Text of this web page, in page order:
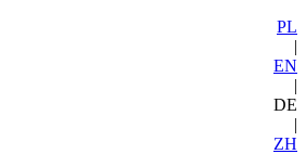
PL
|
EN
|
DE
|
ZH